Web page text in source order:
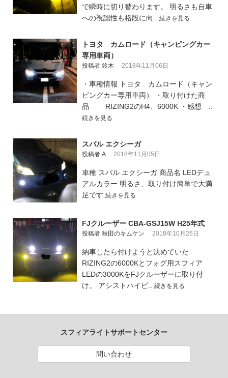
で瞬時に切り替わります。 明るさも自車
への視認性も格段に向.. 続きを見る
トヨタ カムロード（キャンピングカー
専用車両）
投稿者 鈴木 2018年11月06日
・車種情報 トヨタ カムロード（キャン
ピングカー専用車両） ・取り付けた商
品 RIZING2のH4、6000K ・感想 ..
続きを見る
スバル エクシーガ
投稿者 A 2018年11月05日
車種 スバル エクシーガ 商品名 LEDデュ
アルカラー 明るさ、取り付け簡単で大満
足です 続きを見る
FJクルーザー CBA-GSJ15W H25年式
投稿者 秋田のキムケン 2018年10月26日
納車したら付けようと決めていた
RIZING2の6000Kとフォグ用スフィア
LEDの3000KをFJクルーザーに取り付
け。 アシストハイビ.. 続きを見る
スフィアライトサポートセンター
問い合わせ